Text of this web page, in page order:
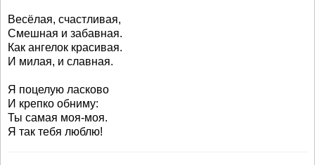
Весёлая, счастливая,
Смешная и забавная.
Как ангелок красивая.
И милая, и славная.
Я поцелую ласково
И крепко обниму:
Ты самая моя-моя.
Я так тебя люблю!